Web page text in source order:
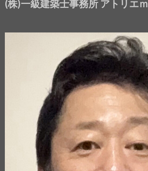
(株)一級建築士事務所 アトリエｍ